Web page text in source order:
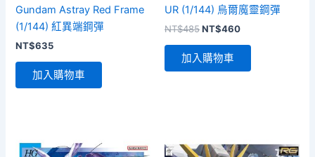
Gundam Astray Red Frame
(1/144) 紅異端鋼彈
NT$635
加入購物車
UR (1/144) 烏爾魔靈鋼彈
NT$485原
價
格：
NT$460目
加入購物車